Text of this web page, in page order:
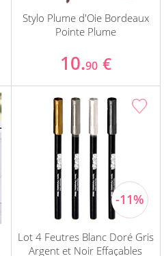
Stylo Plume d'Oie Bordeaux
Pointe Plume
10.90 €
Lot 4 Feutres Blanc Doré Gris
Argent et Noir Effaçables